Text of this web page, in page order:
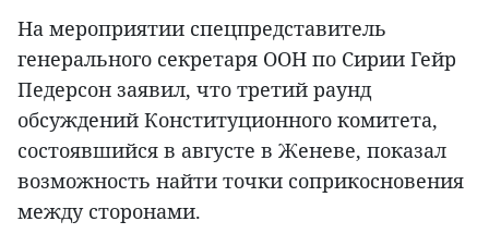
На мероприятии спецпредставитель
генерального секретаря ООН по Сирии Гейр
Педерсон заявил, что третий раунд
обсуждений Конституционного комитета,
состоявшийся в августе в Женеве, показал
возможность найти точки соприкосновения
между сторонами.